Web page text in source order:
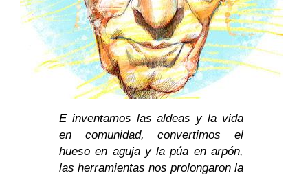
E inventamos las aldeas y la vida
en comunidad, convertimos el
hueso en aguja y la púa en arpón,
las herramientas nos prolongaron la